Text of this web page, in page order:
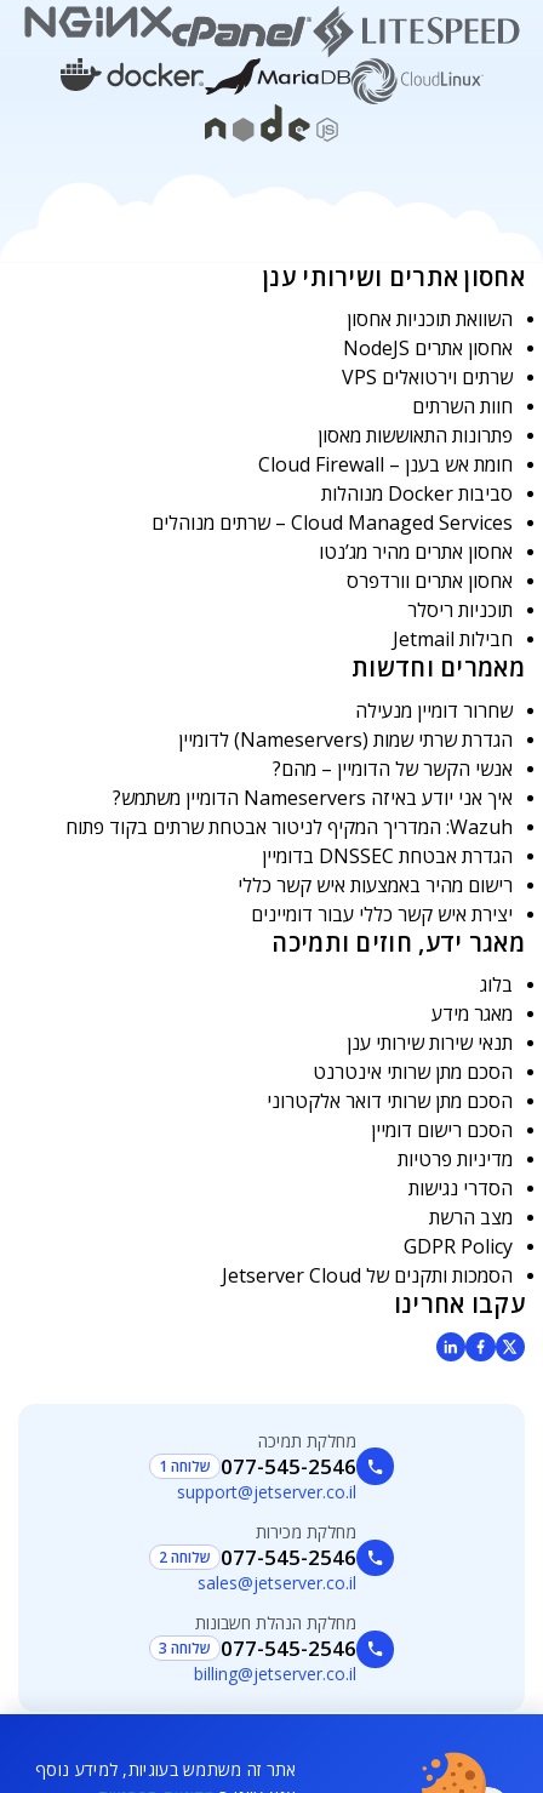
אתר זה משתמש בעוגיות, למידע נוסף
אחסון אתרים ושירותי ענן
השוואת תוכניות אחסון
אחסון אתרים NodeJS
שרתים וירטואלים VPS
חוות השרתים
פתרונות התאוששות מאסון
חומת אש בענן – Cloud Firewall
סביבות Docker מנוהלות
Cloud Managed Services – שרתים מנוהלים
אחסון אתרים מהיר מג’נטו
אחסון אתרים וורדפרס
תוכניות ריסלר
חבילות Jetmail
מאגר ידע, חוזים ותמיכה
בלוג
מאגר מידע
תנאי שירות שירותי ענן
הסכם מתן שרותי אינטרנט
הסכם מתן שרותי דואר אלקטרוני
הסכם רישום דומיין
מדיניות פרטיות
הסדרי נגישות
מצב הרשת
GDPR Policy
הסמכות ותקנים של Jetserver Cloud
מאמרים וחדשות
שחרור דומיין מנעילה
הגדרת שרתי שמות (Nameservers) לדומיין
אנשי הקשר של הדומיין – מהם?
איך אני יודע באיזה Nameservers הדומיין משתמש?
Wazuh: המדריך המקיף לניטור אבטחת שרתים בקוד פתוח
הגדרת אבטחת DNSSEC בדומיין
רישום מהיר באמצעות איש קשר כללי
יצירת איש קשר כללי עבור דומיינים
עקבו אחרינו
מחלקת תמיכה
077-545-2546 שלוחה 1
support@jetserver.co.il
מחלקת מכירות
077-545-2546 שלוחה 2
sales@jetserver.co.il
מחלקת הנהלת חשבונות
077-545-2546 שלוחה 3
billing@jetserver.co.il